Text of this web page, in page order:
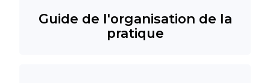
Guide de l'organisation de la
pratique